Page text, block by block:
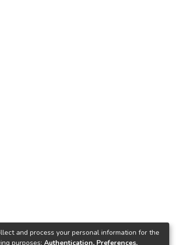
and process your personal information for the
purposes: Authentication, Preferences,